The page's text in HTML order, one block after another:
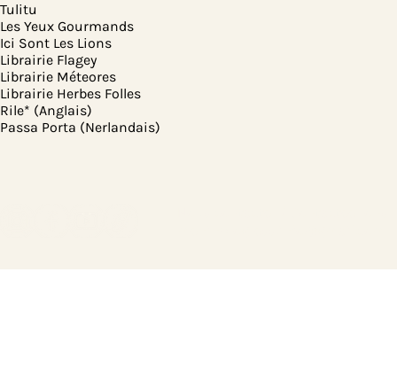
Tulitu
Les Yeux Gourmands
Ici Sont Les Lions
Librairie Flagey
Librairie Méteores
Librairie Herbes Folles
Rile* (Anglais)
Passa Porta (Nerlandais)